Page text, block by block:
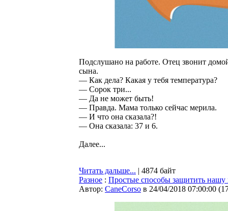
Подслушано на работе. Отец звонит
сына.
— Как дела? Какая у тебя температура?
— Сорок три...
— Да не может быть!
— Правда. Мама только сейчас мерила.
— И что она сказала?!
— Она сказала: 37 и 6.
Далее...
Читать дальше... | 4874 байт
Разное : Простые способы защитить нашу
Автор: CaneCorso в 24/04/2018 07:00:00 (